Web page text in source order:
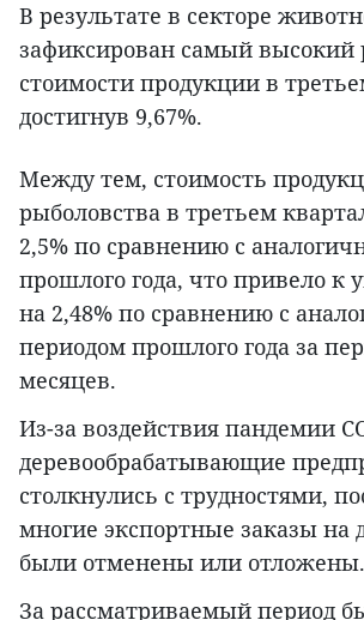
В результате в секторе
зафиксирован самый высокий
стоимости продукции в
достигнув 9,67%.
Между тем, стоимость
рыболовства в третьем
2,5% по сравнению с
прошлого года, что привело к
на 2,48% по сравнению с
периодом прошлого года за
месяцев.
Из-за воздействия пандемии
деревообрабатывающие
столкнулись с трудностями,
многие экспортные заказы на
были отменены или отложены.
За рассматриваемый период